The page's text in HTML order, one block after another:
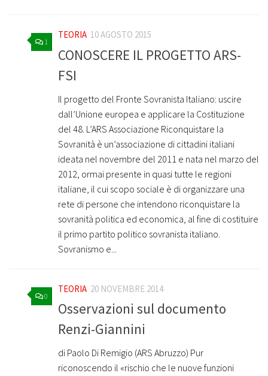
1
TEORIA 10 AGOSTO 2015
CONOSCERE IL PROGETTO ARS-
FSI
Il progetto del Fronte Sovranista Italiano: uscire
dall’Unione europea e applicare la Costituzione
del 48. L’ARS Associazione Riconquistare la
Sovranità è un’associazione di cittadini italiani
ideata nel novembre del 2011 e nata nel marzo del
2012, ormai presente in quasi tutte le regioni
italiane, il cui scopo sociale è di organizzare una
rete di persone che intendono riconquistare la
sovranità politica ed economica, al fine di costituire
il primo partito politico sovranista italiano.
Sovranismo e...
0
TEORIA 20 NOVEMBRE 2014
Osservazioni sul documento
Renzi-Giannini
di Paolo Di Remigio (ARS Abruzzo) Pur
riconoscendo il «rischio che le nuove funzioni